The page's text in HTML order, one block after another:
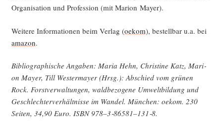
Orga­ni­sa­ti­on und Pro­fes­si­on (mit Mari­on Mayer).
Wei­te­re Infor­ma­tio­nen beim Ver­lag (oekom), bestell­bar u.a. bei
ama­zon.
Biblio­gra­phi­sche Anga­ben: Maria Hehn, Chris­ti­ne Katz, Mari­
on May­er, Till Wes­ter­may­er (Hrsg.): Abschied vom grü­nen
Rock. Forst­ver­wal­tun­gen, wald­be­zo­ge­ne Umwelt­bil­dung und
Geschlech­ter­ver­hält­nis­se im Wan­del. Mün­chen: oekom. 230
Sei­ten, 34,90 Euro. ISBN 978–3‑86581–131‑8.